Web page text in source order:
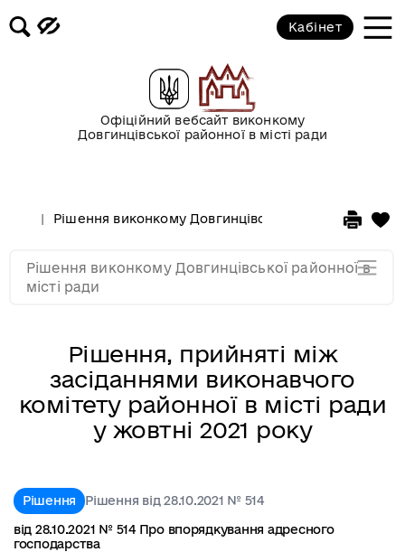
Офіційний вебсайт виконкому
Довгинцівської районної в місті ради
Кабінет
Рішення виконкому Довгинцівської районної в
Рішення, прийняті між
засіданнями виконавчого
комітету районної в місті ради
у жовтні 2021 року
Рішення
Рішення від 28.10.2021 № 514
від 28.10.2021 № 514 Про впорядкування адресного
господарства
Рішення виконкому Довгинцівської районної в
місті ради
2017 рік
2015 рік
2013 рік
2012 рік